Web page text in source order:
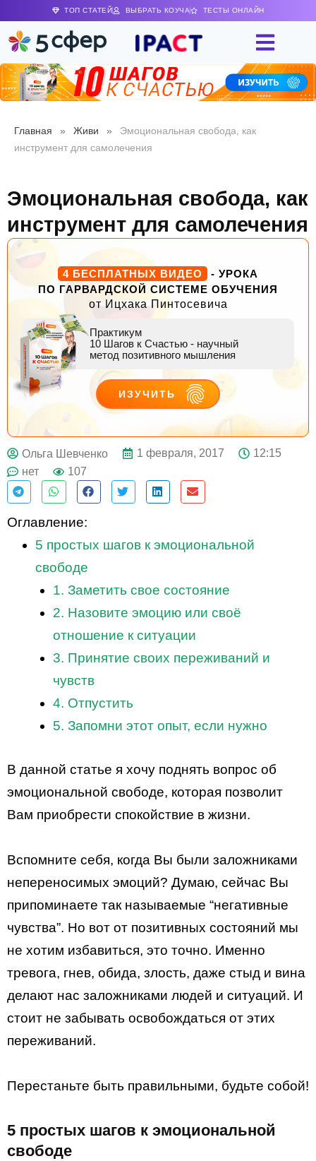
ТОП СТАТЕЙ ВЫБРАТЬ КОУЧА ТЕСТЫ ОНЛАЙН
Главная » Живи »
Эмоциональная свобода, как
инструмент для самолечения
Эмоциональная свобода, как
инструмент для самолечения
4 БЕСПЛАТНЫХ ВИДЕО
- УРОКА
ПО ГАРВАРДСКОЙ СИСТЕМЕ ОБУЧЕНИЯ
от Ицхака Пинтосевича
Практикум
10 Шагов к Счастью - научный
метод позитивного мышления
ИЗУЧИТЬ
ДЕЙСТВУЙ
Ольга Шевченко 1 февраля, 2017
12:15
нет
107
Оглавление:
5 простых шагов к эмоциональной
свободе
1. Заметить свое состояние
2. Назовите эмоцию или своё
отношение к ситуации
3. Принятие своих переживаний и
чувств
4. Отпустить
5. Запомни этот опыт, если нужно
В данной статье я хочу поднять вопрос об
эмоциональной свободе, которая позволит
Вам приобрести спокойствие в жизни.
Вспомните себя, когда Вы были заложниками
непереносимых эмоций? Думаю, сейчас Вы
припоминаете так называемые “негативные
чувства”. Но вот от позитивных состояний мы
не хотим избавиться, это точно. Именно
тревога, гнев, обида, злость, даже стыд и вина
делают нас заложниками людей и ситуаций. И
стоит не забывать освобождаться от этих
переживаний.
Перестаньте быть правильными, будьте собой!
5 простых шагов к эмоциональной
свободе